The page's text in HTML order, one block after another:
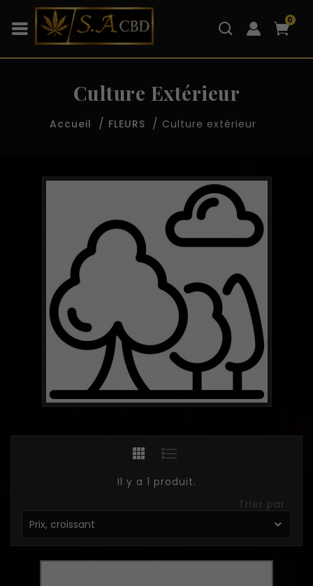
0
Culture Extérieur
Accueil FLEURS Culture extérieur
Il y a 1 produit.
Trier par :
Prix, croissant